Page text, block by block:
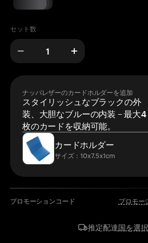
セット数
ナッパレザーのカードホルダーを追加
スタイリッシュなブラックの外
装、大胆なブルーの内装 – 最大4
枚のカードを収納可能。
カードホルダー
サイズ：10x7.5x1cm
プロモーションコード プロモー
推定配達国を選択